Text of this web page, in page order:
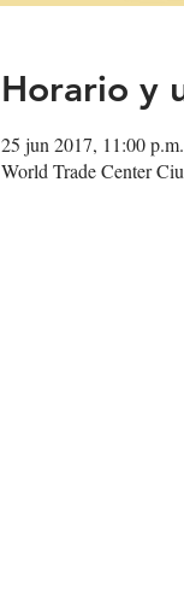
Horario y
25 jun 2017, 11:00
World Trade Center